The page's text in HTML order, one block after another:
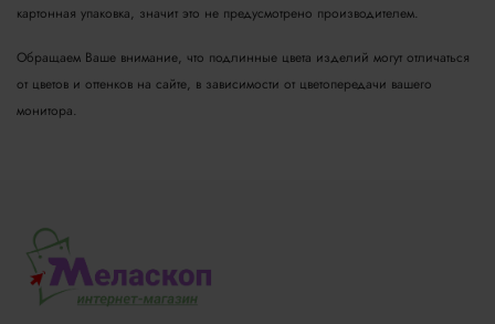
картонная упаковка, значит это не предусмотрено производителем.
Обращаем Ваше внимание, что подлинные цвета изделий могут отличаться
от цветов и оттенков на сайте, в зависимости от цветопередачи вашего
монитора.